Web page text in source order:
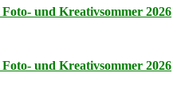
Foto- und Kreativsommer 2026
Foto- und Kreativsommer 2026